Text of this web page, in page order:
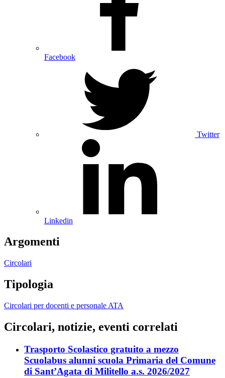
Facebook
Twitter
Linkedin
Argomenti
Circolari
Tipologia
Circolari per docenti e personale ATA
Circolari, notizie, eventi correlati
Trasporto Scolastico gratuito a mezzo
Scuolabus alunni scuola Primaria del Comune
di Sant’Agata di Militello a.s. 2026/2027